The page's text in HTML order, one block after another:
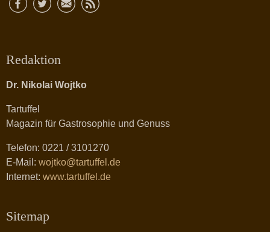
Redaktion
Dr. Nikolai Wojtko
Tartuffel
Magazin für Gastrosophie und Genuss
Telefon: 0221 / 3101270
E-Mail: wojtko@tartuffel.de
Internet: www.tartuffel.de
Sitemap